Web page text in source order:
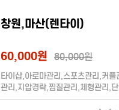
창원,마산(렌타이)
60,000원 80,000원
타이샵,아로마관리,스포츠관리,커플
관리,지압경락,찜질관리,체형관리,
(태국관리사)